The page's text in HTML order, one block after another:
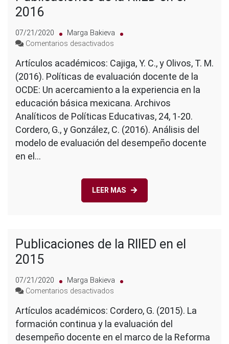
2016
07/21/2020
Marga Bakieva
Comentarios desactivados
de
la
RIIED
el
2016
Artículos académicos: Cajiga, Y. C., y Olivos, T. M.
(2016). Políticas de evaluación docente de la
OCDE: Un acercamiento a la experiencia en la
educación básica mexicana. Archivos
Analíticos de Políticas Educativas, 24, 1-20.
Cordero, G., y González, C. (2016). Análisis del
modelo de evaluación del desempeño docente
en el…
LEER MAS
Publicaciones de la RIIED en el
2015
07/21/2020
Marga Bakieva
Comentarios desactivados
de
la
RIIED
Artículos académicos: Cordero, G. (2015). La
formación continua y la evaluación del
desempeño docente en el marco de la Reforma